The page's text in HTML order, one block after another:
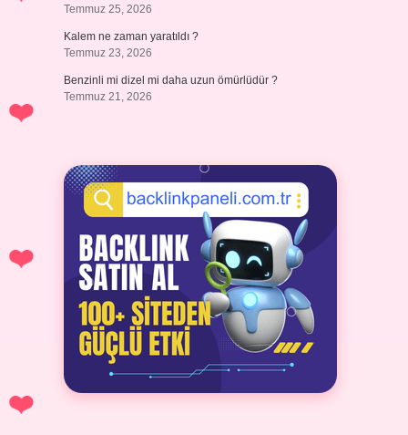
Temmuz 25, 2026
Kalem ne zaman yaratıldı ?
Temmuz 23, 2026
Benzinli mi dizel mi daha uzun ömürlüdür ?
Temmuz 21, 2026